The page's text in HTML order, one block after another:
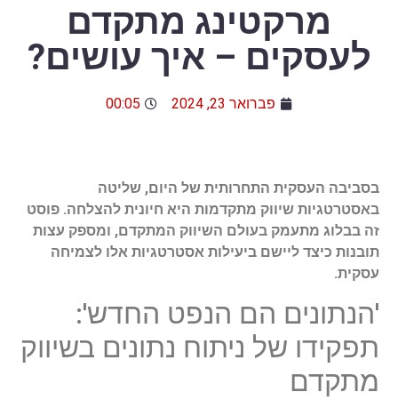
מרקטינג מתקדם
לעסקים – איך עושים?
פברואר 23, 2024 00:05
בסביבה העסקית התחרותית של היום, שליטה
באסטרטגיות שיווק מתקדמות היא חיונית להצלחה. פוסט
זה בבלוג מתעמק בעולם השיווק המתקדם, ומספק עצות
תובנות כיצד ליישם ביעילות אסטרטגיות אלו לצמיחה
עסקית.
'הנתונים הם הנפט החדש':
תפקידו של ניתוח נתונים בשיווק
מתקדם